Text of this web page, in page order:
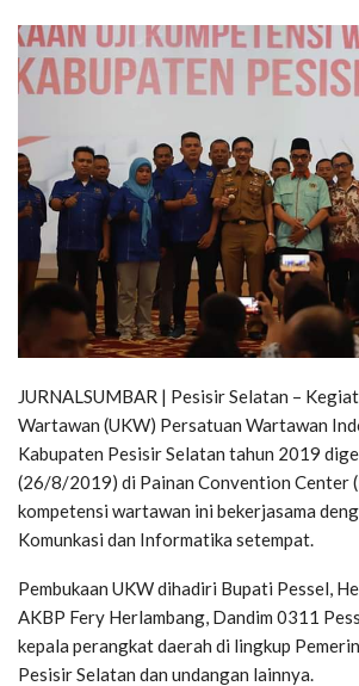
JURNALSUMBAR | Pesisir Selatan –
Wartawan (UKW) Persatuan Wartawan
Kabupaten Pesisir Selatan tahun 2019
(26/8/2019) di Painan Convention Center
kompetensi wartawan ini bekerjasama
Komunkasi dan Informatika setempat.
Pembukaan UKW dihadiri Bupati Pessel,
AKBP Fery Herlambang, Dandim 0311
kepala perangkat daerah di lingkup
Pesisir Selatan dan undangan lainnya.